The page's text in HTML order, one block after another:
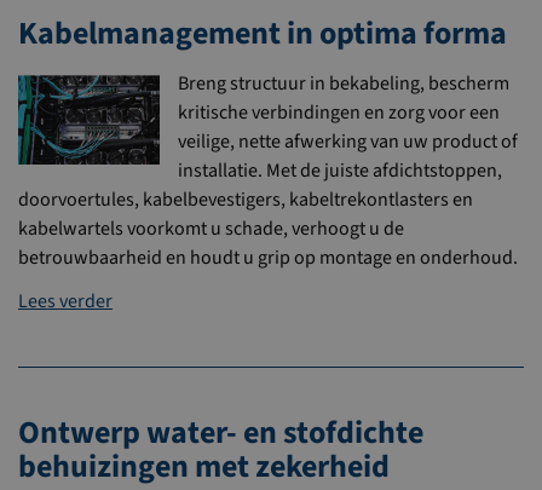
Kabelmanagement in optima forma
Breng structuur in bekabeling, bescherm
kritische verbindingen en zorg voor een
veilige, nette afwerking van uw product of
installatie. Met de juiste afdichtstoppen,
doorvoertules, kabelbevestigers, kabeltrekontlasters en
kabelwartels voorkomt u schade, verhoogt u de
betrouwbaarheid en houdt u grip op montage en onderhoud.
Lees verder
Ontwerp water- en stofdichte
behuizingen met zekerheid